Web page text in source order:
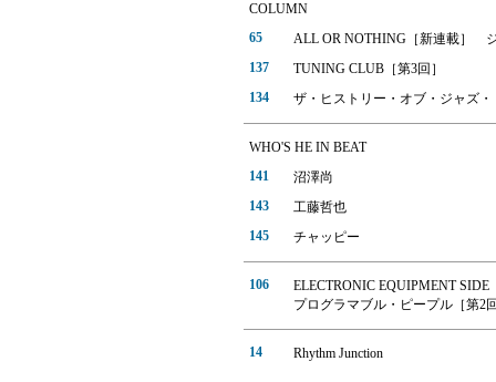
COLUMN
65
ALL OR NOTHING［新連載］
137
TUNING CLUB［第3回］
134
ザ・ヒストリー・オブ・ジャズ
WHO'S HE IN BEAT
141
沼澤尚
143
工藤哲也
145
チャッピー
106
ELECTRONIC EQUIPMENT SIDE
プログラマブル・ピープル［第2
14 Rhythm Junction